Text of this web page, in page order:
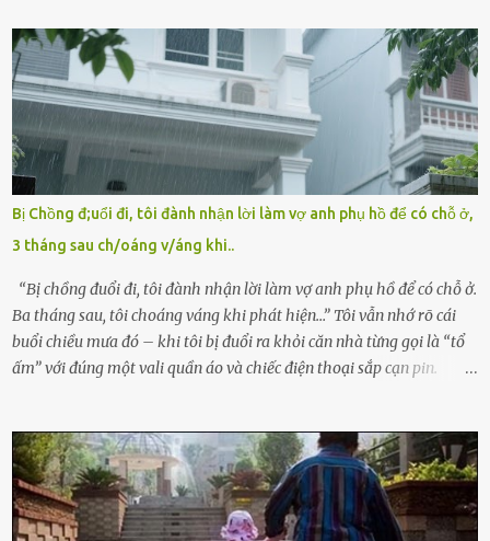
hảo, địa vị cao sang của ông Trần Quốc Tùng xem như điềm gở. Ông
Tùng, một doanh nhân quyền lực có tiếng ở Bình Dương, cùng vợ là
bà Đỗ Thị Nga, lập tức ra quyết định nhẫn tâm: bỏ lại đứa trẻ. Họ
viện cớ “không đủ khả năng nuôi dưỡng” và ký vào giấy từ chối
quyền giám hộ, yêu cầu bệnh viện xử lý bé như một trường hợp bị
bỏ rơi. Trong khi ấy, con gái ruột của họ – Trần Lệ Mi – vẫn đang
mê man sau sinh, hoàn toàn không hay biết chuyện gì xảy ra.
Thiếu úy Nguyễn Thị Mai, một nữ cảnh sát công tác tại địa phương,
tình cờ chứng kiến giây phút bé bị đưa đi trong lặng lẽ. Nét mặt đỏ
hỏn, bàn tay bé xíu co quắp, ...
Bị Chồng đ;uổi đi, tôi đành nhận lời làm vợ anh phụ hồ để có chỗ ở,
3 tháng sau ch/oáng v/áng khi..
“Bị chồng đuổi đi, tôi đành nhận lời làm vợ anh phụ hồ để có chỗ ở.
Ba tháng sau, tôi choáng váng khi phát hiện…” Tôi vẫn nhớ rõ cái
buổi chiều mưa đó – khi tôi bị đuổi ra khỏi căn nhà từng gọi là “tổ
ấm” với đúng một vali quần áo và chiếc điện thoại sắp cạn pin.
cưới cô để có con. Không phải để nuôi một cái thân bất tài chỉ biết
khóc lóc,” anh ta gằn giọng, đẩy mạnh cánh cửa trước mặt tôi.
Tiếng cánh cửa đóng lại, vang lên như một bản án lạnh lùng. Tôi
đứng chết lặng giữa cơn mưa, không biết đi đâu, về đâu. Bố mẹ tôi